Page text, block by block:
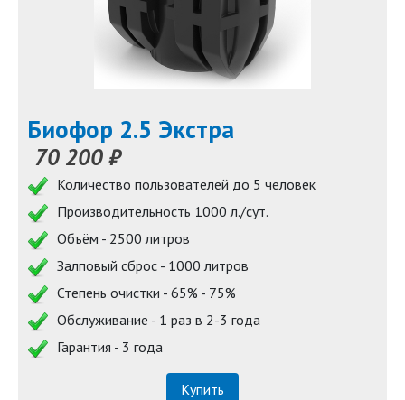
Биофор 2.5 Экстра
70 200 ₽
Количество пользователей до 5 человек
Производительность 1000 л./сут.
Объём - 2500 литров
Залповый сброс - 1000 литров
Степень очистки - 65% - 75%
Обслуживание - 1 раз в 2-3 года
Гарантия - 3 года
Купить